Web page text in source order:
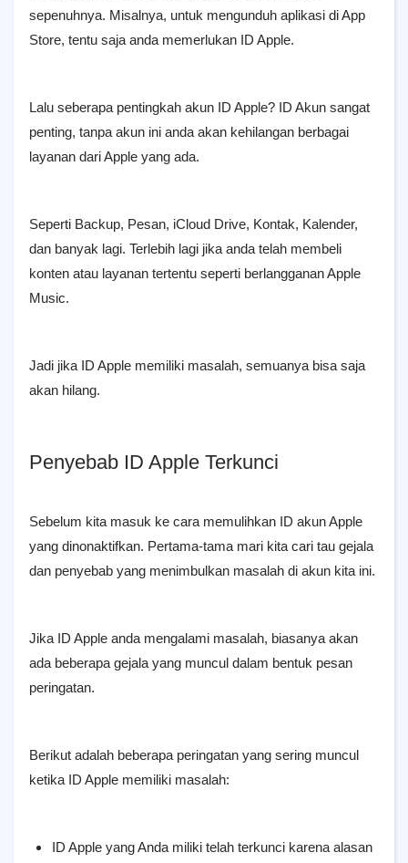
sepenuhnya. Misalnya, untuk mengunduh aplikasi di App
Store, tentu saja anda memerlukan ID Apple.
Lalu seberapa pentingkah akun ID Apple? ID Akun sangat
penting, tanpa akun ini anda akan kehilangan berbagai
layanan dari Apple yang ada.
Seperti Backup, Pesan, iCloud Drive, Kontak, Kalender,
dan banyak lagi. Terlebih lagi jika anda telah membeli
konten atau layanan tertentu seperti berlangganan Apple
Music.
Jadi jika ID Apple memiliki masalah, semuanya bisa saja
akan hilang.
Penyebab ID Apple Terkunci
Sebelum kita masuk ke cara memulihkan ID akun Apple
yang dinonaktifkan. Pertama-tama mari kita cari tau gejala
dan penyebab yang menimbulkan masalah di akun kita ini.
Jika ID Apple anda mengalami masalah, biasanya akan
ada beberapa gejala yang muncul dalam bentuk pesan
peringatan.
Berikut adalah beberapa peringatan yang sering muncul
ketika ID Apple memiliki masalah:
ID Apple yang Anda miliki telah terkunci karena alasan